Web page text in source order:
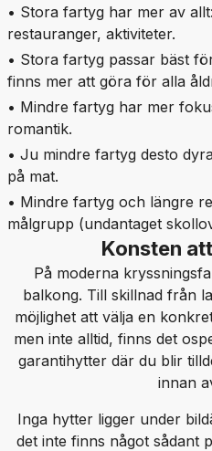
• Stora fartyg har mer av
restauranger, aktiviteter.
• Stora fartyg passar bäst
finns mer att göra för alla
• Mindre fartyg har mer
romantik.
• Ju mindre fartyg desto
på mat.
• Mindre fartyg och längre
målgrupp (undantaget
Konsten
På moderna
balkong. Till skillnad från
möjlighet att välja en
men inte alltid, finns det
garantihytter där du blir
innan
Inga hytter ligger under
det inte finns något sådant